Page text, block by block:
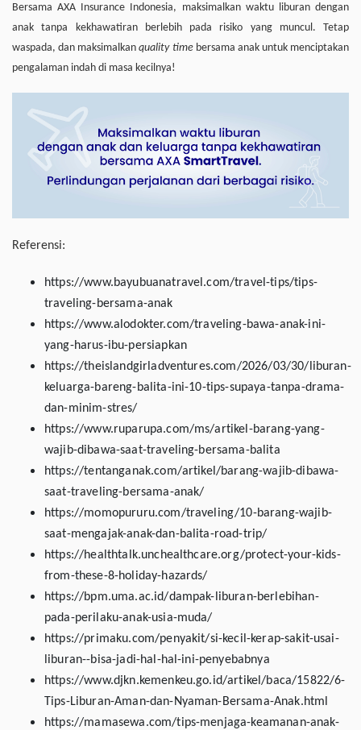
Bersama AXA Insurance Indonesia, maksimalkan waktu liburan dengan
anak tanpa kekhawatiran berlebih pada risiko yang muncul. Tetap
waspada, dan maksimalkanquality timebersama anak untuk menciptakan
pengalaman indah di masa kecilnya!
Referensi:
https://www.bayubuanatravel.com/travel-tips/tips-
traveling-bersama-anak
https://www.alodokter.com/traveling-bawa-anak-ini-
yang-harus-ibu-persiapkan
https://theislandgirladventures.com/2026/03/30/liburan-
keluarga-bareng-balita-ini-10-tips-supaya-tanpa-drama-
dan-minim-stres/
https://www.ruparupa.com/ms/artikel-barang-yang-
wajib-dibawa-saat-traveling-bersama-balita
https://tentanganak.com/artikel/barang-wajib-dibawa-
saat-traveling-bersama-anak/
https://momopururu.com/traveling/10-barang-wajib-
saat-mengajak-anak-dan-balita-road-trip/
https://healthtalk.unchealthcare.org/protect-your-kids-
from-these-8-holiday-hazards/
https://bpm.uma.ac.id/dampak-liburan-berlebihan-
pada-perilaku-anak-usia-muda/
https://primaku.com/penyakit/si-kecil-kerap-sakit-usai-
liburan--bisa-jadi-hal-hal-ini-penyebabnya
https://www.djkn.kemenkeu.go.id/artikel/baca/15822/6-
Tips-Liburan-Aman-dan-Nyaman-Bersama-Anak.html
https://mamasewa.com/tips-menjaga-keamanan-anak-